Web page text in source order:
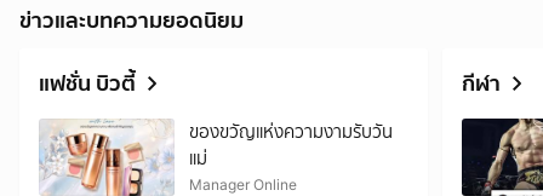
ข่าวและบทความยอดนิยม
แฟชั่น บิวตี้
ของขวัญแห่งความงามรับวัน
แม่
Manager Online
กีฬา